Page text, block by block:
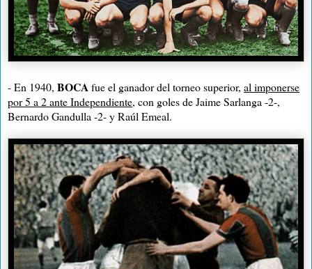
- En 1940, BOCA fue el ganador del torneo superior, al imponerse
por 5 a 2 ante Independiente, con goles de Jaime Sarlanga -2-,
Bernardo Gandulla -2- y Raúl Emeal.